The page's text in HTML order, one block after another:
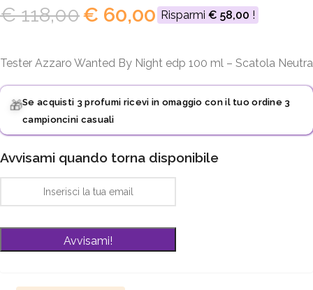
€118,00€ 60,00 Risparmi € 58,00 !
Tester Azzaro Wanted By Night edp 100 ml – Scatola Neutra
🎁Se acquisti 3 profumi ricevi in omaggio con il tuo ordine 3
campioncini casuali
Avvisami quando torna disponibile